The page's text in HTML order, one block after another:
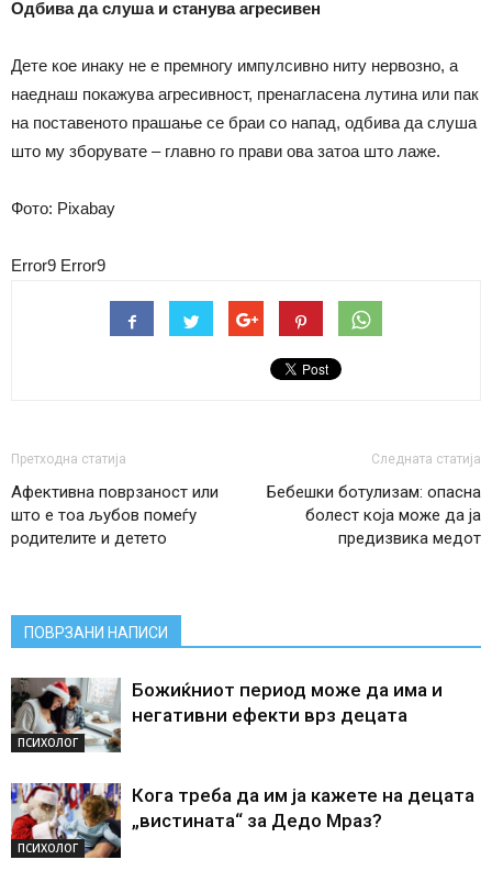
Одбива да слуша и станува агресивен
Дете кое инаку не е премногу импулсивно ниту нервозно, а
наеднаш покажува агресивност, пренагласена лутина или пак
на поставеното прашање се браи со напад, одбива да слуша
што му зборувате – главно го прави ова затоа што лаже.
Фото: Pixabay
Error9 Error9
Претходна статија
Афективна поврзаност или
што е тоа љубов помеѓу
родителите и детето
Следната статија
Бебешки ботулизам: опасна
болест која може да ја
предизвика медот
ПОВРЗАНИ НАПИСИ
ПСИХОЛОГ
Божиќниот период може да има и
негативни ефекти врз децата
ПСИХОЛОГ
Кога треба да им ја кажете на децата
„вистината“ за Дедо Мраз?